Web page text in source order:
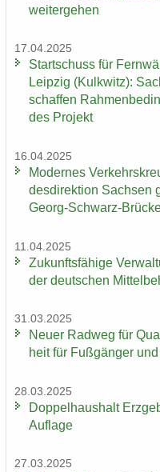
wei­ter­ge­hen
17.04.2025
Start­schuss für
Leip­zig (Kulk­witz):
schaf­fen
des Pro­jekt
16.04.2025
Mo­der­nes
des­di­rek­ti­on Sach­sen
Georg-​Schwarz-
11.04.2025
Zu­kunfts­fä­hi­ge
der deut­schen
31.03.2025
Neuer Rad­weg für
heit für Fuß­gän­ger
28.03.2025
Dop­pel­haus­halt
Auf­la­ge
27.03.2025